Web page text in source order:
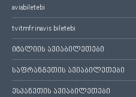
aviabiletebi
tvitmfrinavis biletebi
იტალიის ავიაბილეთები
საფრანგეთის ავიაბილეთები
ესპანეთის ავიაბილეთები